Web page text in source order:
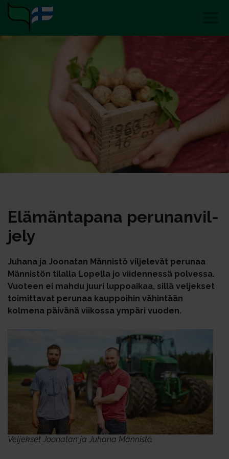
Elä­män­ta­pa­na pe­ru­nan­vil­
je­ly
Juhana ja Joonatan Männistö viljelevät perunaa
Männistön tilalla Lopella jo viidennessä polvessa.
Vuoteen ei mahdu juuri luppoaikaa, sillä veljekset
toimittavat perunaa kauppoihin vähintään
kolmena päivänä viikossa ympäri vuoden.
Veljekset Joonatan ja Juhana Männistö.